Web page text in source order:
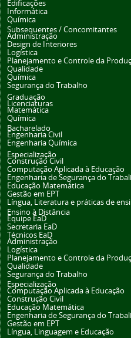
Edificações
Informática
Química
Subsequentes / Concomitantes
Administração
Design de Interiores
Logística
Planejamento e Controle da
Qualidade
Química
Segurança do Trabalho
Graduação
Licenciaturas
Matemática
Química
Bacharelado
Engenharia Civil
Engenharia Química
Especialização
Construção Civil
Computação Aplicada à Educação
Engenharia de Segurança do
Educação Matemática
Gestão em EPT
Língua, Literatura e práticas de
Ensino à Distância
Equipe EaD
Secretaria EaD
Técnicos EaD
Administração
Logística
Planejamento e Controle da
Qualidade
Segurança do Trabalho
Especialização
Computação Aplicada à Educação
Construção Civil
Educação Matemática
Engenharia de Segurança do
Gestão em EPT
Língua, Linguagem e Educação